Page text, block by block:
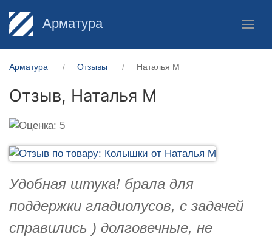
Арматура
Арматура Отзывы Наталья М
Отзыв, Наталья М
Удобная штука! брала для
поддержки гладиолусов, с задачей
справились ) долговечные, не